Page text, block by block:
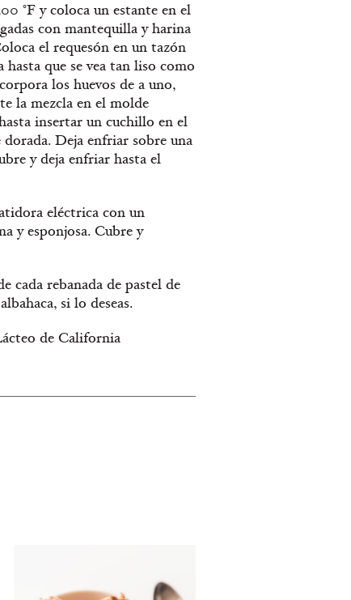
°F y coloca un estante en el
con mantequilla y harina
el requesón en un tazón
hasta que se vea tan liso como
los huevos de a uno,
la mezcla en el molde
insertar un cuchillo en el
Deja enfriar sobre una
y deja enfriar hasta el
eléctrica con un
y esponjosa. Cubre y
cada rebanada de pastel de
si lo deseas.
de California